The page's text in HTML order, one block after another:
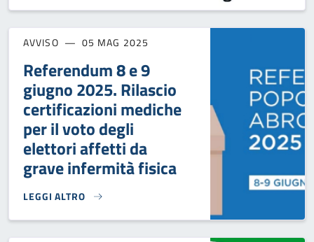
AVVISO 05 MAG 2025
Referendum 8 e 9
giugno 2025. Rilascio
certificazioni mediche
per il voto degli
elettori affetti da
grave infermità fisica
LEGGI ALTRO
REFERENDUM 8 E 9 GIUGNO 2025. RILASCIO